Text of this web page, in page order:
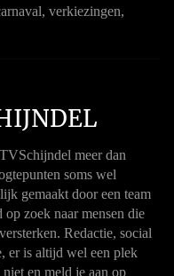
verkiezingen,
meer dan
soms wel
gemaakt door een team
zoek naar mensen die
Redactie, social
er is altijd wel een plek
en meld je aan op